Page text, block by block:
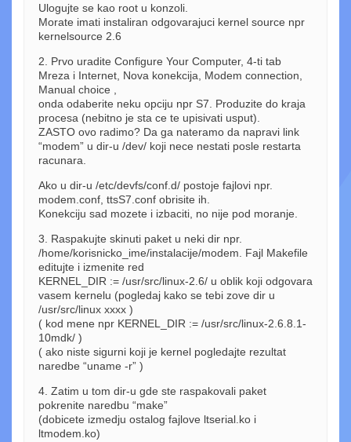
Ulogujte se kao root u konzoli.
Morate imati instaliran odgovarajuci kernel source npr
kernelsource 2.6
2. Prvo uradite Configure Your Computer, 4-ti tab
Mreza i Internet, Nova konekcija, Modem connection,
Manual choice ,
onda odaberite neku opciju npr S7. Produzite do kraja
procesa (nebitno je sta ce te upisivati usput).
ZASTO ovo radimo? Da ga nateramo da napravi link
“modem” u dir-u /dev/ koji nece nestati posle restarta
racunara.
Ako u dir-u /etc/devfs/conf.d/ postoje fajlovi npr.
modem.conf, ttsS7.conf obrisite ih.
Konekciju sad mozete i izbaciti, no nije pod moranje.
3. Raspakujte skinuti paket u neki dir npr.
/home/korisnicko_ime/instalacije/modem. Fajl Makefile
editujte i izmenite red
KERNEL_DIR := /usr/src/linux-2.6/ u oblik koji odgovara
vasem kernelu (pogledaj kako se tebi zove dir u
/usr/src/linux xxxx )
( kod mene npr KERNEL_DIR := /usr/src/linux-2.6.8.1-
10mdk/ )
( ako niste sigurni koji je kernel pogledajte rezultat
naredbe “uname -r” )
4. Zatim u tom dir-u gde ste raspakovali paket
pokrenite naredbu “make”
(dobicete izmedju ostalog fajlove ltserial.ko i
ltmodem.ko)